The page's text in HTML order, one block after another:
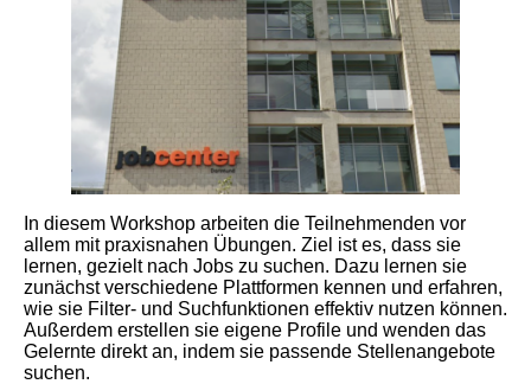
In diesem Workshop arbeiten die Teilnehmenden vor
allem mit praxisnahen Übungen. Ziel ist es, dass sie
lernen, gezielt nach Jobs zu suchen. Dazu lernen sie
zunächst verschiedene Plattformen kennen und erfahren,
wie sie Filter- und Suchfunktionen effektiv nutzen können.
Außerdem erstellen sie eigene Profile und wenden das
Gelernte direkt an, indem sie passende Stellenangebote
suchen.